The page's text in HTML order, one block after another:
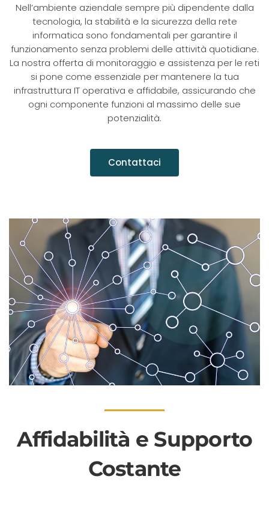
Nell’ambiente aziendale sempre più dipendente dalla
tecnologia, la stabilità e la sicurezza della rete
informatica sono fondamentali per garantire il
funzionamento senza problemi delle attività quotidiane.
La nostra offerta di monitoraggio e assistenza per le reti
si pone come essenziale per mantenere la tua
infrastruttura IT operativa e affidabile, assicurando che
ogni componente funzioni al massimo delle sue
potenzialità.
Contattaci
Affidabilità e Supporto
Costante